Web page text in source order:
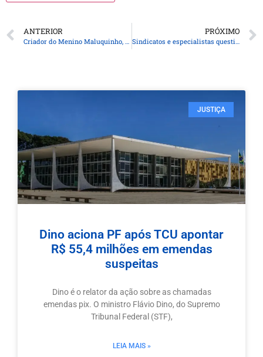
ANTERIOR
Criador do Menino Maluquinho, Ziraldo morre aos 91 anos
PRÓXIMO
Sindicatos e especialistas questionam venda da Avibras a estrangeiros
JUSTIÇA
Dino aciona PF após TCU apontar
R$ 55,4 milhões em emendas
suspeitas
Dino é o relator da ação sobre as chamadas
emendas pix. O ministro Flávio Dino, do Supremo
Tribunal Federal (STF),
LEIA MAIS »